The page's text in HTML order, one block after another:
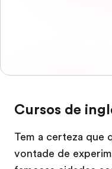
Cursos de
Tem a certeza que
vontade de